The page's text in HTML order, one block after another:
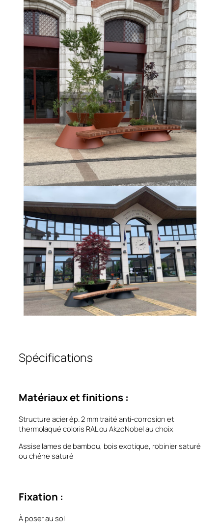
Spécifications
Matériaux et finitions :
Structure acier ép. 2 mm traité anti-corrosion et
thermolaqué coloris RAL ou AkzoNobel au choix
Assise lames de bambou, bois exotique, robinier saturé
ou chêne saturé
Fixation :
À poser au sol